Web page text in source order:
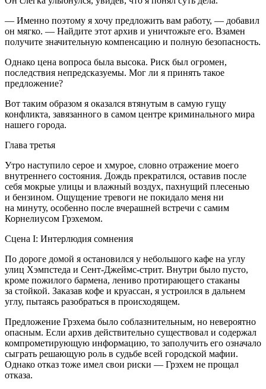
— Именно поэтому я хочу предложить вам работу, — добавил
он мягко. — Найдите этот архив и уничтожьте его. Взамен
получите значительную компенсацию и полную безопасность.
Однако цена вопроса была высока. Риск был огромен,
последствия непредсказуемы. Мог ли я принять такое
предложение?
Вот таким образом я оказался втянутым в самую гущу
конфликта, завязанного в самом центре криминального мира
нашего города.
Глава третья
Утро наступило серое и хмурое, словно отражение моего
внутреннего состояния. Дождь прекратился, оставив после
себя мокрые улицы и влажный воздух, пахнущий плесенью
и бензином. Ощущение тревоги не покидало меня ни
на минуту, особенно после вчерашней встречи с самим
Корнелиусом Грэхемом.
Сцена I: Интерлюдия сомнения
По дороге домой я остановился у небольшого кафе на углу
улиц Хэмпстеда и Сент-Джеймс-стрит. Внутри было пусто,
кроме пожилого бармена, лениво протирающего стаканы
за стойкой. Заказав кофе и круассан, я устроился в дальнем
углу, пытаясь разобраться в происходящем.
Предложение Грэхема было соблазнительным, но невероятно
опасным. Если архив действительно существовал и содержал
компрометирующую информацию, то заполучить его означало
сыграть решающую роль в судьбе всей городской мафии.
Однако отказ тоже имел свои риски — Грэхем не прощал
отказа.